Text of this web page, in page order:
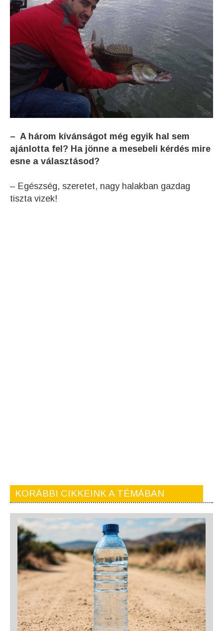
– A három kívánságot még egyik hal sem
ajánlotta fel? Ha jönne a mesebeli kérdés mire
esne a választásod?
– Egészség, szeretet, nagy halakban gazdag
tiszta vizek!
KORÁBBI CIKKEINK A TÉMÁBAN